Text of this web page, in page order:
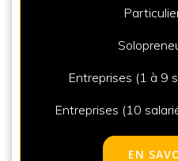
Entreprises (1 à 9
Entreprises (10
EN